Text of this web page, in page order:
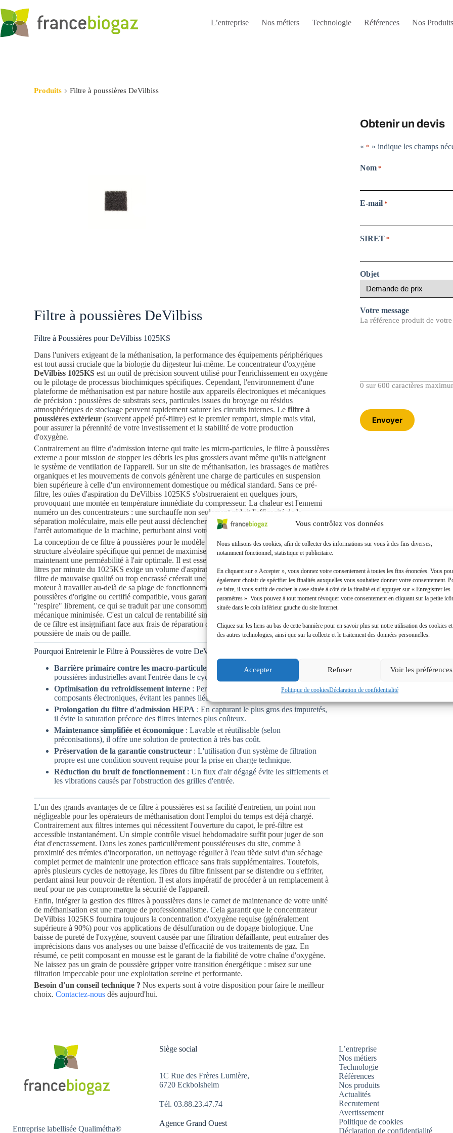
Vous contrôlez vos données
Nous utilisons des cookies, afin de collecter des informations sur vous à des fins diverses,
notamment fonctionnel, statistique et publicitaire.
En cliquant sur « Accepter », vous donnez votre consentement à toutes les fins énoncées. Vous
également choisir de spécifier les finalités auxquelles vous souhaitez donner votre consentement.
ce faire, il vous suffit de cocher la case située à côté de la finalité et d’appuyer sur « Enregistrer les
paramètres ». Vous pouvez à tout moment révoquer votre consentement en cliquant sur la petite
située dans le coin inférieur gauche du site Internet.
Cliquez sur les liens au bas de cette bannière pour en savoir plus sur notre utilisation des cookies et
des autres technologies, ainsi que sur la collecte et le traitement des données personnelles.
Accepter Refuser Voir les préférences
Politique de cookiesDéclaration de confidentialité
au
contenu
L’entreprise Nos métiers Technologie Références Nos Produits
Produits Filtre à poussières DeVilbiss
Filtre à poussières DeVilbiss
Filtre à Poussières pour DeVilbiss 1025KS
Dans l'univers exigeant de la méthanisation, la performance des équipements périphériques
est tout aussi cruciale que la biologie du digesteur lui-même. Le concentrateur d'oxygène
DeVilbiss 1025KS est un outil de précision souvent utilisé pour l'enrichissement en oxygène
ou le pilotage de processus biochimiques spécifiques. Cependant, l'environnement d'une
plateforme de méthanisation est par nature hostile aux appareils électroniques et mécaniques
de précision : poussières de substrats secs, particules issues du broyage ou résidus
atmosphériques de stockage peuvent rapidement saturer les circuits internes. Lefiltre à
poussières extérieur (souvent appelé pré-filtre) est le premier rempart, simple mais vital,
pour assurer la pérennité de votre investissement et la stabilité de votre production
d'oxygène.
Contrairement au filtre d'admission interne qui traite les micro-particules, le filtre à poussières
externe a pour mission de stopper les débris les plus grossiers avant même qu'ils n'atteignent
le système de ventilation de l'appareil. Sur un site de méthanisation, les brassages de matières
organiques et les mouvements de convois génèrent une charge de particules en suspension
bien supérieure à celle d'un environnement domestique ou médical standard. Sans ce pré-
filtre, les ouïes d'aspiration du DeVilbiss 1025KS s'obstrueraient en quelques jours,
provoquant une montée en température immédiate du compresseur. La chaleur est l'ennemi
numéro un des concentrateurs : une surchauffe non seulement réduit l'efficacité de la
séparation moléculaire, mais elle peut aussi déclencher des alarmes de sécurité entraînant
l'arrêt automatique de la machine, perturbant ainsi votre chaîne de contrôle.
La conception de ce filtre à poussières pour le modèle 10 litres de DeVilbiss repose sur une
structure alvéolaire spécifique qui permet de maximiser la capture des impuretés tout en
maintenant une perméabilité à l'air optimale. Il est essentiel de comprendre que le débit de 10
litres par minute du 1025KS exige un volume d'aspiration d'air ambiant considérable. Un
filtre de mauvaise qualité ou trop encrassé créerait une dépression excessive, forçant le
moteur à travailler au-delà de sa plage de fonctionnement nominale. En utilisant le filtre à
poussières d'origine ou certifié compatible, vous garantissez que votre concentrateur
"respire" librement, ce qui se traduit par une consommation électrique stabilisée et une usure
mécanique minimisée. C'est un calcul de rentabilité simple : le coût de remplacement régulier
de ce filtre est insignifiant face aux frais de réparation d'un compresseur grippé par la
poussière de maïs ou de paille.
Pourquoi Entretenir le Filtre à Poussières de votre DeVilbiss 1025KS ?
Barrière primaire contre les macro-particules
: Stoppe les fibres, poils, et
poussières industrielles avant l'entrée dans le cycle de compression.
Optimisation du refroidissement interne : Permet un flux d'air constant sur les
composants électroniques, évitant les pannes liées à la chaleur.
Prolongation du filtre d'admission HEPA : En capturant le plus gros des impuretés,
il évite la saturation précoce des filtres internes plus coûteux.
Maintenance simplifiée et économique : Lavable et réutilisable (selon
préconisations), il offre une solution de protection à très bas coût.
Préservation de la garantie constructeur : L'utilisation d'un système de filtration
propre est une condition souvent requise pour la prise en charge technique.
Réduction du bruit de fonctionnement : Un flux d'air dégagé évite les sifflements et
les vibrations causés par l'obstruction des grilles d'entrée.
L'un des grands avantages de ce filtre à poussières est sa facilité d'entretien, un point non
négligeable pour les opérateurs de méthanisation dont l'emploi du temps est déjà chargé.
Contrairement aux filtres internes qui nécessitent l'ouverture du capot, le pré-filtre est
accessible instantanément. Un simple contrôle visuel hebdomadaire suffit pour juger de son
état d'encrassement. Dans les zones particulièrement poussiéreuses du site, comme à
proximité des trémies d'incorporation, un nettoyage régulier à l'eau tiède suivi d'un séchage
complet permet de maintenir une protection efficace sans frais supplémentaires. Toutefois,
après plusieurs cycles de nettoyage, les fibres du filtre finissent par se distendre ou s'effriter,
perdant ainsi leur pouvoir de rétention. Il est alors impératif de procéder à un remplacement à
neuf pour ne pas compromettre la sécurité de l'appareil.
Enfin, intégrer la gestion des filtres à poussières dans le carnet de maintenance de votre unité
de méthanisation est une marque de professionnalisme. Cela garantit que le concentrateur
DeVilbiss 1025KS fournira toujours la concentration d'oxygène requise (généralement
supérieure à 90%) pour vos applications de désulfuration ou de dopage biologique. Une
baisse de pureté de l'oxygène, souvent causée par une filtration défaillante, peut entraîner des
imprécisions dans vos analyses ou une baisse d'efficacité de vos traitements de gaz. En
résumé, ce petit composant en mousse est le garant de la fiabilité de votre chaîne d'oxygène.
Ne laissez pas un grain de poussière gripper votre transition énergétique : misez sur une
filtration impeccable pour une exploitation sereine et performante.
Besoin d'un conseil technique ? Nos experts sont à votre disposition pour faire le meilleur
choix.Contactez-nous dès aujourd'hui.
Obtenir un devis
« * » indique les champs
Nom *
E-mail *
SIRET *
Objet
Votre message
La référence produit de
0 sur 600 caractères
Entreprise labellisée Qualimétha®
Siège social
1C Rue des Frères Lumière,
6720 Eckbolsheim
Tél. 03.88.23.47.74
Agence Grand Ouest
L’entreprise
Nos métiers
Technologie
Références
Nos produits
Actualités
Recrutement
Avertissement
Politique de cookies
Déclaration de confidentialité